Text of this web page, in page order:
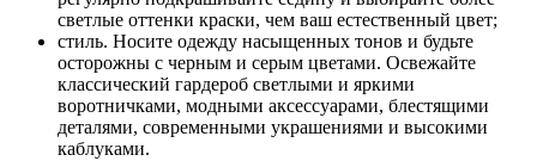
светлые оттенки краски, чем ваш естественный цвет;
стиль. Носите одежду насыщенных тонов и будьте
осторожны с черным и серым цветами. Освежайте
классический гардероб светлыми и яркими
воротничками, модными аксессуарами, блестящими
деталями, современными украшениями и высокими
каблуками.